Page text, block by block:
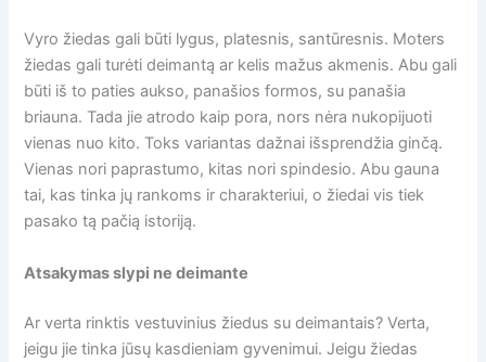
Vyro žiedas gali būti lygus, platesnis, santūresnis. Moters
žiedas gali turėti deimantą ar kelis mažus akmenis. Abu gali
būti iš to paties aukso, panašios formos, su panašia
briauna. Tada jie atrodo kaip pora, nors nėra nukopijuoti
vienas nuo kito. Toks variantas dažnai išsprendžia ginčą.
Vienas nori paprastumo, kitas nori spindesio. Abu gauna
tai, kas tinka jų rankoms ir charakteriui, o žiedai vis tiek
pasako tą pačią istoriją.
Atsakymas slypi ne deimante
Ar verta rinktis vestuvinius žiedus su deimantais? Verta,
jeigu jie tinka jūsų kasdieniam gyvenimui. Jeigu žiedas